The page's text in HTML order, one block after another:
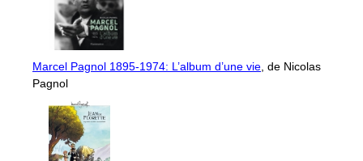
Marcel Pagnol 1895-1974: L’album d’une vie, de Nicolas
Pagnol